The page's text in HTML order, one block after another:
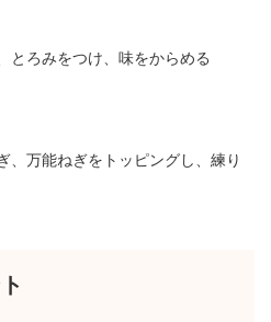
とろみをつけ、味をからめる
、万能ねぎをトッピングし、練り